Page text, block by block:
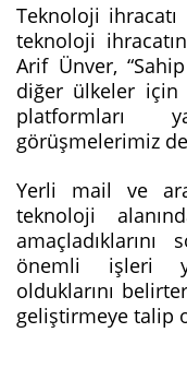
Teknoloji ihracatı
teknoloji
Arif Ünver,
diğer ülkeler için
platformları
görüşmelerimiz
Yerli mail ve
teknoloji
önemli işleri
olduklarını
geliştirmeye talip